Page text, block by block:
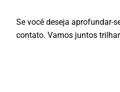
Se você deseja aprofundar-
contato. Vamos juntos